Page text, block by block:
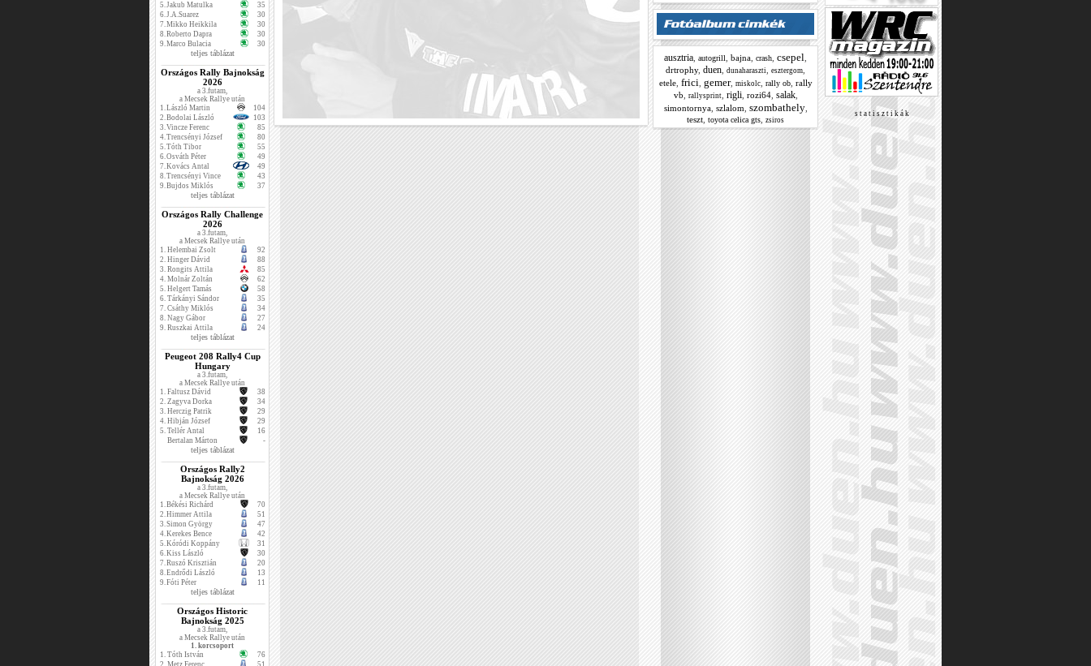
5.Jakub Matulka
35
6.J.A.Suarez
30
7.Mikko Heikkila
30
8.Roberto Dapra
30
9.Marco Bulacia 30
teljes táblázat
Országos Rally Bajnokság
2026
a 3.futam,
a Mecsek Rallye után
1.László Martin
104
2.Bodolai László
103
3.Vincze Ferenc
85
4.Trencsényi József
80
5.Tóth Tibor
55
6.Osváth Péter
49
7.Kovács Antal
49
8.Trencsényi Vince
43
9.Bujdos Miklós 37
teljes táblázat
Országos Rally Challenge
2026
a 3.futam,
a Mecsek Rallye után
1. Helembai Zsolt
92
2. Hinger Dávid
88
3. Rongits Attila
85
4. Molnár Zoltán
62
5. Helgert Tamás
58
6. Tárkányi Sándor
35
7. Csáthy Miklós
34
8. Nagy Gábor
27
9. Ruszkai Attila 24
teljes táblázat
Peugeot 208 Rally4 Cup
Hungary
a 3.futam,
a Mecsek Rallye után
1. Faltusz Dávid
38
2. Zagyva Dorka
34
3. Herczig Patrik
29
4. Hibján József
29
5. Tellér Antal
16
Bertalan Márton
-
teljes táblázat
Országos Rally2
Bajnokság 2026
a 3.futam,
a Mecsek Rallye után
1.Békési Richárd
70
2.Himmer Attila
51
3.Simon György
47
4.Kerekes Bence
42
5.Kóródi Koppány
31
6.Kiss László
30
7.Ruszó Krisztián
20
8.Endrődi László
13
9.Fóti Péter 11
teljes táblázat
Országos Historic
Bajnokság 2025
a 3.futam,
a Mecsek Rallye után
1. korcsoport
1. Tóth István
76
2. Metz Ferenc 51
ausztria autogrill bajna crash csepel
drtrophy, duen dunaharaszti esztergom
etele, frici gemer, miskolc, rally ob, rally
vb
rallysprint, rigli, rozi64, salak,
simontornya, szlalom szombathely,
teszt toyota celica gts zsiros
s t a t i s z t i k á k